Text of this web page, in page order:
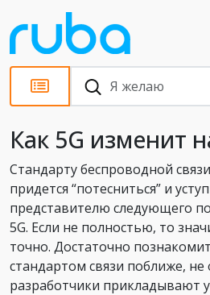
Статьи
Как 5G изменит
Стандарту беспроводной
придется “потесниться” и
представителю следующего
5G. Если не полностью, то
точно. Достаточно
стандартом связи поближе, не
разработчики прикладывают